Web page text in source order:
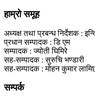
हाम्रो समूह
अध्यक्ष तथा प्रबन्ध निर्देशक :
प्रधान सम्पादक : डि एम
सम्पादक : ज्योती घिमिरे
सह-सम्पादक : सुरुचि भण्डारी
सह-सम्पादक : मोहन कुमार
सम्पर्क